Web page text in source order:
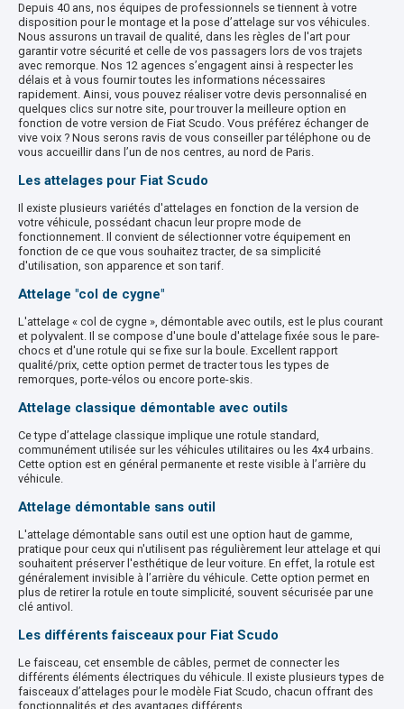
Depuis 40 ans, nos équipes de professionnels se tiennent à votre
disposition pour le montage et la pose d’attelage sur vos véhicules.
Nous assurons un travail de qualité, dans les règles de l'art pour
garantir votre sécurité et celle de vos passagers lors de vos trajets
avec remorque. Nos 12 agences s’engagent ainsi à respecter les
délais et à vous fournir toutes les informations nécessaires
rapidement. Ainsi, vous pouvez réaliser votre devis personnalisé en
quelques clics sur notre site, pour trouver la meilleure option en
fonction de votre version de Fiat Scudo. Vous préférez échanger de
vive voix ? Nous serons ravis de vous conseiller par téléphone ou de
vous accueillir dans l’un de nos centres, au nord de Paris.
Les attelages pour Fiat Scudo
Il existe plusieurs variétés d'attelages en fonction de la version de
votre véhicule, possédant chacun leur propre mode de
fonctionnement. Il convient de sélectionner votre équipement en
fonction de ce que vous souhaitez tracter, de sa simplicité
d'utilisation, son apparence et son tarif.
Attelage "col de cygne"
L'attelage « col de cygne », démontable avec outils, est le plus courant
et polyvalent. Il se compose d'une boule d'attelage fixée sous le pare-
chocs et d'une rotule qui se fixe sur la boule. Excellent rapport
qualité/prix, cette option permet de tracter tous les types de
remorques, porte-vélos ou encore porte-skis.
Attelage classique démontable avec outils
Ce type d’attelage classique implique une rotule standard,
communément utilisée sur les véhicules utilitaires ou les 4x4 urbains.
Cette option est en général permanente et reste visible à l’arrière du
véhicule.
Attelage démontable sans outil
L'attelage démontable sans outil est une option haut de gamme,
pratique pour ceux qui n'utilisent pas régulièrement leur attelage et qui
souhaitent préserver l'esthétique de leur voiture. En effet, la rotule est
généralement invisible à l’arrière du véhicule. Cette option permet en
plus de retirer la rotule en toute simplicité, souvent sécurisée par une
clé antivol.
Les différents faisceaux pour Fiat Scudo
Le faisceau, cet ensemble de câbles, permet de connecter les
différents éléments électriques du véhicule. Il existe plusieurs types de
faisceaux d’attelages pour le modèle Fiat Scudo, chacun offrant des
fonctionnalités et des avantages différents.